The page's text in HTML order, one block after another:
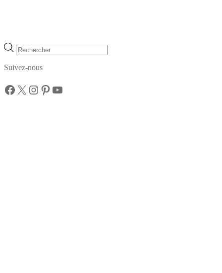
Recherche
de
produits
Suivez-nous
Facebook
X Instagram
Pinterest
YouTube